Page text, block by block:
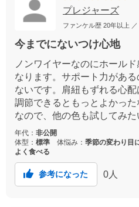
プレジャーズ
ファンケル歴 20年以上
今までにないつけ心地
ノンワイヤーなのにホール
なります。サポート力がある
ないです。肩紐もずれる心
調節できるともっとよかっ
なので、他の色も試してみた
年代： 非公開
体型： 標準 体悩み： 季節の変わり目
よく食べる
参考になった 0 人